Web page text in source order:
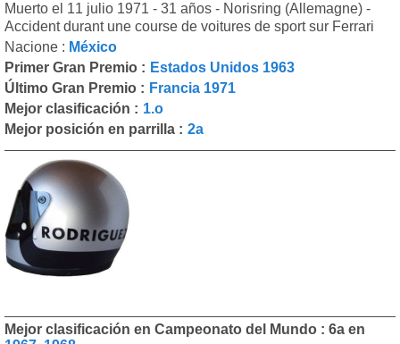
Muerto el 11 julio 1971 - 31 años - Norisring (Allemagne) -
Accident durant une course de voitures de sport sur Ferrari
Nacione : México
Primer Gran Premio : Estados Unidos 1963
Último Gran Premio : Francia 1971
Mejor clasificación : 1.o
Mejor posición en parrilla : 2a
Mejor clasificación en Campeonato del Mundo : 6a en